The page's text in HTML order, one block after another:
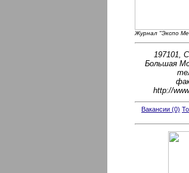
Журнал "Экспо
197101,
Большая
http://
Вакансии (0)